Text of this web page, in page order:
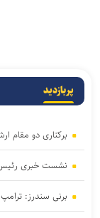
پربازدید
برکناری دو مقام
نشست خبری
برنی سندرز: